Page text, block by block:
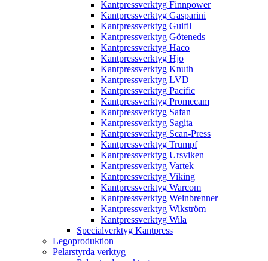
Kantpressverktyg Finnpower
Kantpressverktyg Gasparini
Kantpressverktyg Guifil
Kantpressverktyg Göteneds
Kantpressverktyg Haco
Kantpressverktyg Hjo
Kantpressverktyg Knuth
Kantpressverktyg LVD
Kantpressverktyg Pacific
Kantpressverktyg Promecam
Kantpressverktyg Safan
Kantpressverktyg Sagita
Kantpressverktyg Scan-Press
Kantpressverktyg Trumpf
Kantpressverktyg Ursviken
Kantpressverktyg Vartek
Kantpressverktyg Viking
Kantpressverktyg Warcom
Kantpressverktyg Weinbrenner
Kantpressverktyg Wikström
Kantpressverktyg Wila
Specialverktyg Kantpress
Legoproduktion
Pelarstyrda verktyg